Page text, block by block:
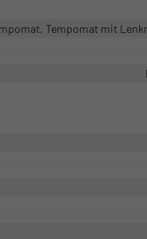
Tempomat mit